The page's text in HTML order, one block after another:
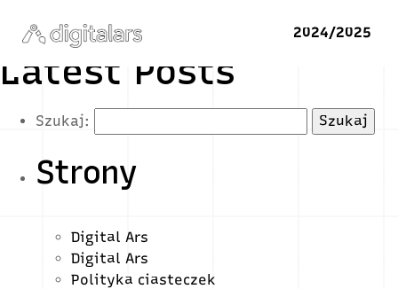
2024/2025
Latest Posts
Szukaj:
Strony
Digital Ars
Digital Ars
Polityka ciasteczek